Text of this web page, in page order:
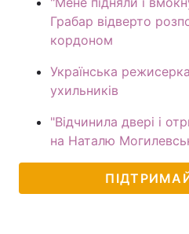
Грабар відверто
кордоном
Українська
ухильників
"Відчинила двері і
на Наталю